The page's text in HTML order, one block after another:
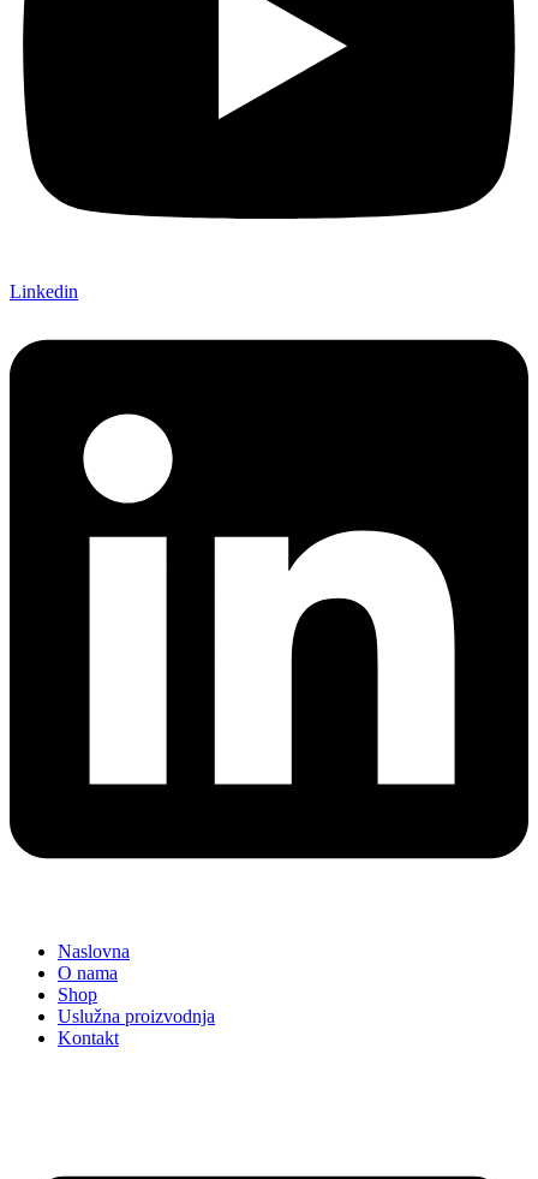
Linkedin
Naslovna
O nama
Shop
Uslužna proizvodnja
Kontakt